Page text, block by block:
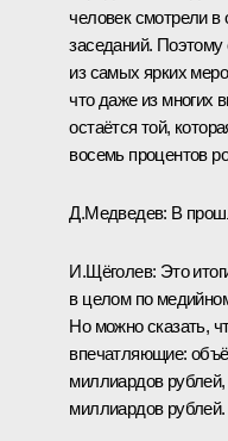
человек смотрели
заседаний. Поэтому
из самых ярких
что даже из многих
остаётся той,
восемь процентов
Д.Медведев: В
И.Щёголев: Это
в целом по
Но можно сказать,
впечатляющие:
миллиардов
миллиардов рублей.